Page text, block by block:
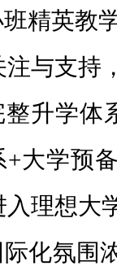
精英教
注与支持
整升学体
+大学预
入理想大
际化氛围